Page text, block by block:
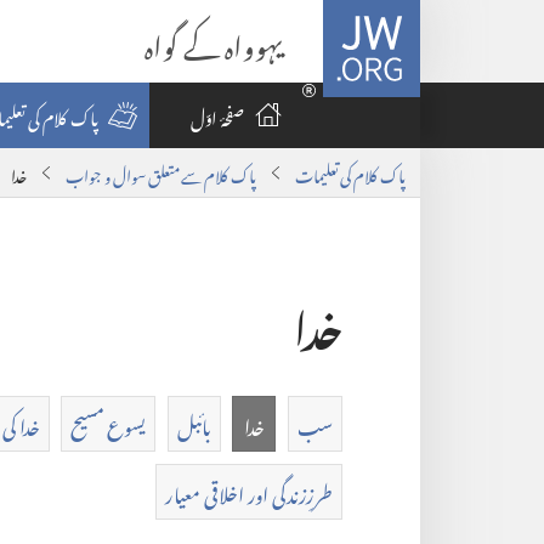
JW.ORG یہوواہ کے گواہ
صفحۂ اوّل پاک کلام کی
پاک کلام کی تعلیمات پاک کلام سے متعلق سوال و جواب خدا
خدا
سب خدا بائبل یسوع مسیح خدا
طرزِزندگی اور اخلاقی معیار